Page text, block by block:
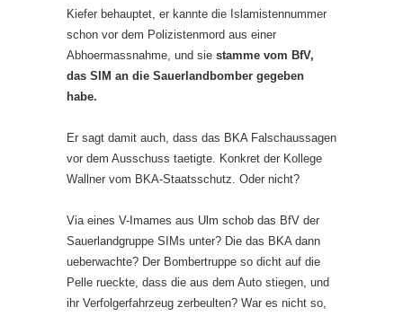
Kiefer behauptet, er kannte die Islamistennummer
schon vor dem Polizistenmord aus einer
Abhoermassnahme, und sie stamme vom BfV,
das SIM an die Sauerlandbomber gegeben
habe.
Er sagt damit auch, dass das BKA Falschaussagen
vor dem Ausschuss taetigte. Konkret der Kollege
Wallner vom BKA-Staatsschutz. Oder nicht?
Via eines V-Imames aus Ulm schob das BfV der
Sauerlandgruppe SIMs unter? Die das BKA dann
ueberwachte? Der Bombertruppe so dicht auf die
Pelle rueckte, dass die aus dem Auto stiegen, und
ihr Verfolgerfahrzeug zerbeulten? War es nicht so,